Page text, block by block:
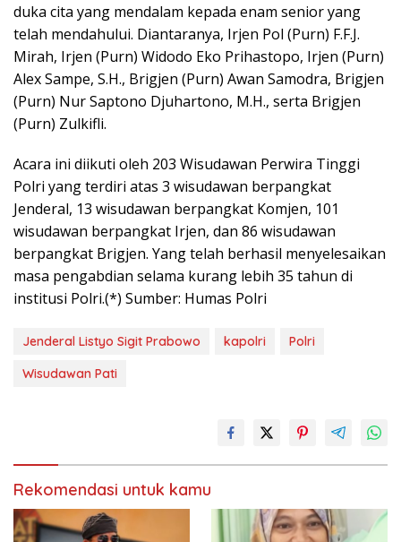
duka cita yang mendalam kepada enam senior yang
telah mendahului. Diantaranya, Irjen Pol (Purn) F.F.J.
Mirah, Irjen (Purn) Widodo Eko Prihastopo, Irjen (Purn)
Alex Sampe, S.H., Brigjen (Purn) Awan Samodra, Brigjen
(Purn) Nur Saptono Djuhartono, M.H., serta Brigjen
(Purn) Zulkifli.
Acara ini diikuti oleh 203 Wisudawan Perwira Tinggi
Polri yang terdiri atas 3 wisudawan berpangkat
Jenderal, 13 wisudawan berpangkat Komjen, 101
wisudawan berpangkat Irjen, dan 86 wisudawan
berpangkat Brigjen. Yang telah berhasil menyelesaikan
masa pengabdian selama kurang lebih 35 tahun di
institusi Polri.(*) Sumber: Humas Polri
Jenderal Listyo Sigit Prabowo kapolri
Polri
Wisudawan Pati
Rekomendasi untuk kamu